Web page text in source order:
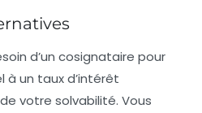
d’un cosignataire pour
à un taux d’intérêt
votre solvabilité. Vous